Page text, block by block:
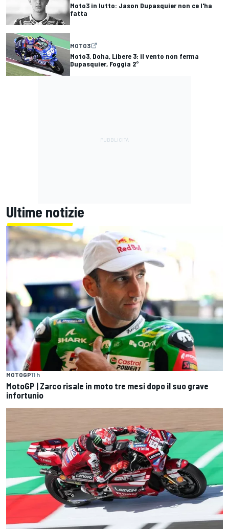
Moto3 in lutto: Jason Dupasquier non ce l'ha
fatta
MOTO3
Moto3, Doha, Libere 3: il vento non ferma
Dupasquier, Foggia 2°
Ultime notizie
MOTOGP11 h
MotoGP | Zarco risale in moto tre mesi dopo il suo grave
infortunio